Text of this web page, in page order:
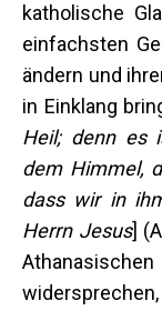
katholische
einfachsten
ändern und
in Einklang
Heil; denn es
dem Himmel,
dass wir in
Herrn Jesus]